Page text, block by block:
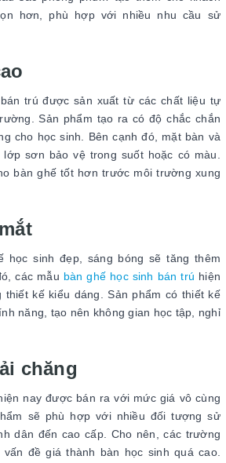
hơn, phù hợp với nhiều nhu cầu sử
trú được sản xuất từ các chất liệu tự
Sản phẩm tạo ra có độ chắc chắn
cho học sinh. Bên cạnh đó, mặt bàn và
sơn bảo vệ trong suốt hoặc có màu.
bàn ghế tốt hơn trước môi trường xung
học sinh đẹp, sáng bóng sẽ tăng thêm
các mẫu bàn ghế học sinh bán trú hiện
kế kiểu dáng. Sản phẩm có thiết kế
năng, tạo nên không gian học tập, nghỉ
chăng
nay được bán ra với mức giá vô cùng
sẽ phù hợp với nhiều đối tượng sử
dân đến cao cấp. Cho nên, các trường
đề giá thành bàn học sinh quá cao.